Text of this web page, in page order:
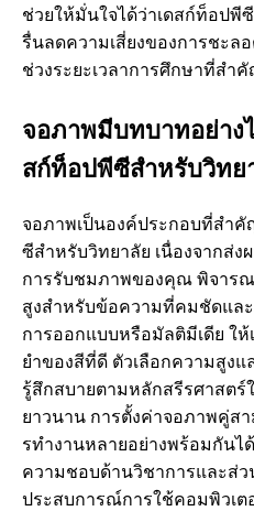
ช่วยให้มั่นใจได้ว่าเดสก์ท็อป
รื่นลดความเสี่ยงของการชะ
ช่วงระยะเวลาการศึกษาที่สํา
จอภาพมีบทบาทอย่าง
สก์ท็อปพีซีสําหรับวิทย
จอภาพเป็นองค์ประกอบที่สํา
ซีสําหรับวิทยาลัย เนื่องจากส่
การรับชมภาพของคุณ พิจาร
สูงสําหรับข้อความที่คมชัดแ
การออกแบบหรือมัลติมีเดีย ใ
ยําของสีที่ดี ตัวเลือกความสูงแ
รู้สึกสบายตามหลักสรีรศาสตร์
ยาวนาน การตั้งค่าจอภาพคู่ส
รทํางานหลายอย่างพร้อมกันไ
ความชอบด้านวิชาการและส่
ประสบการณ์การใช้คอมพิวเต